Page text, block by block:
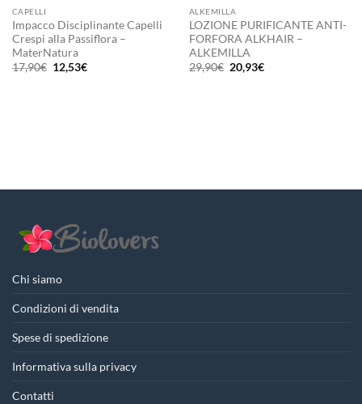
CAPELLI
Impacco Disciplinante Capelli
Crespi alla Passiflora –
MaterNatura
17,90€ Il
prezzo
12,53€Il
ALKEMILLA
LOZIONE PURIFICANTE ANTI-
FORFORA ALKHAIR –
ALKEMILLA
29,90€ Il
prezzo
20,93€Il
Chi siamo
Condizioni di vendita
Spese di spedizione
Informativa sulla privacy
Contatti